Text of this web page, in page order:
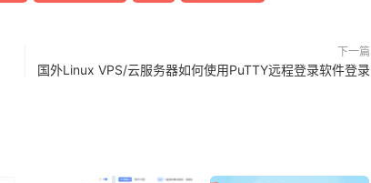
下一篇
国外Linux VPS/云服务器如何使用PuTTY远程登录软件登录